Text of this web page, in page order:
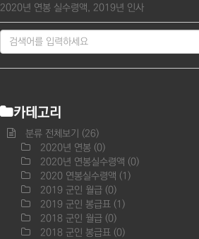
2020년 연봉 실수령액
2019년 인사
카테고리
분류 전체보기 (26)
2020년 연봉 (0)
2020년 연봉실수령액 (0)
2020 연봉실수령액 (1)
2019 군인 월급 (0)
2019 군인 봉급표 (1)
2018 군인 월급 (0)
2018 군인 봉급표 (0)